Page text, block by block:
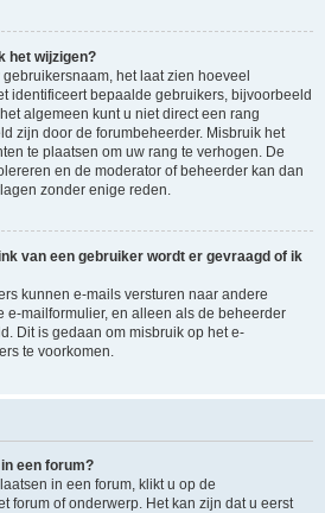
het wijzigen?
het laat zien hoeveel
identificeert bepaalde gebruikers, bijvoorbeeld
algemeen kunt u niet direct een rang
zijn door de forumbeheerder. Misbruik het
te plaatsen om uw rang te verhogen. De
en de moderator of beheerder kan dan
zonder enige reden.
van een gebruiker wordt er gevraagd of ik
kunnen e-mails versturen naar andere
e-mailformulier, en alleen als de beheerder
Dit is gedaan om misbruik op het e-
te voorkomen.
een forum?
in een forum, klikt u op de
forum of onderwerp. Het kan zijn dat u eerst